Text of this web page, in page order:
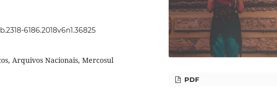
6186.2018v6n1.36825
Arquivos Nacionais, Mercosul
PDF